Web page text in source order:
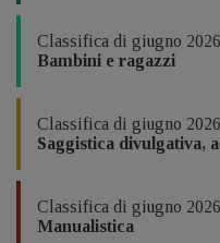
Classifica di giugno 2026
Bambini e ragazzi
Classifica di giugno 2026
Saggistica divulgativa,
Classifica di giugno 2026
Manualistica